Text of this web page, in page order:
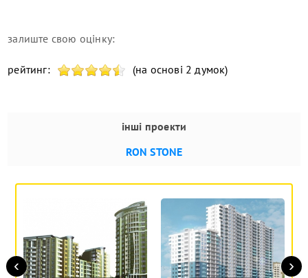
залиште свою оцінку:
рейтинг: (на основі 2 думок)
інші проекти
RON STONE
‹ ›